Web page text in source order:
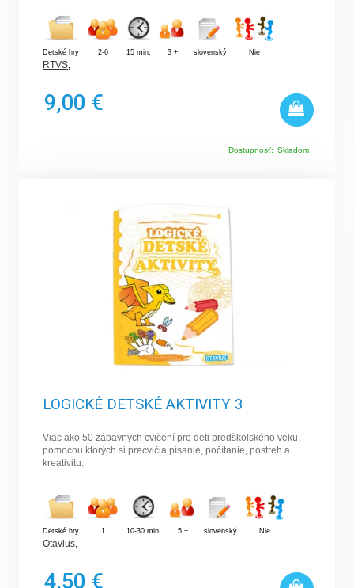
Detské hry 2-6 15 min. 3 + slovenský Nie
RTVS,
9,00 €
Dostupnosť: Skladom
LOGICKÉ DETSKÉ AKTIVITY 3
Viac ako 50 zábavných cvičení pre deti predškolského veku,
pomocou ktorých si precvičia písanie, počítanie, postreh a
kreativitu.
Detské hry 1 10-30 min. 5 + slovenský Nie
Otavius,
4,50 €